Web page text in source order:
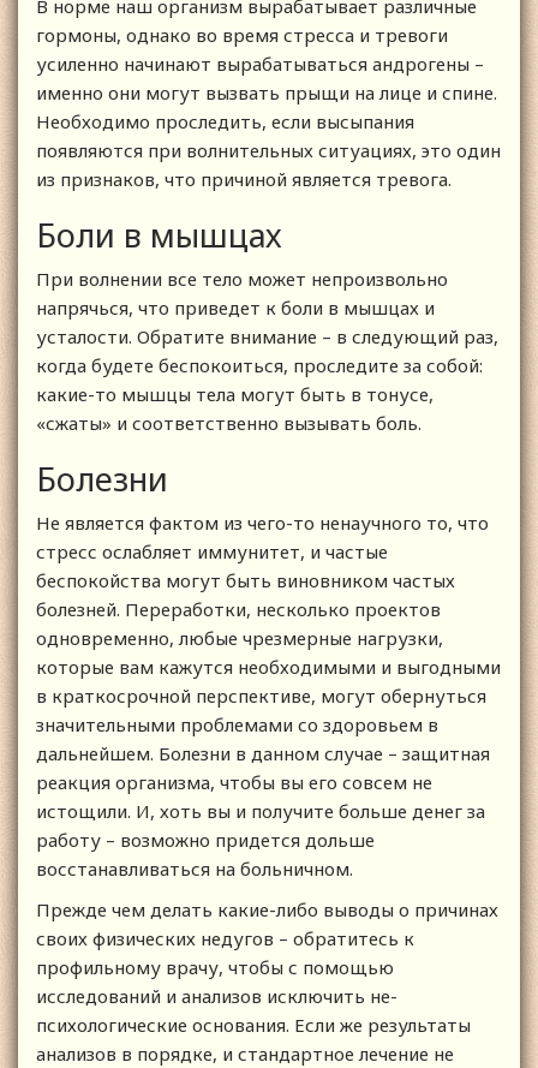
В норме наш организм вырабатывает различные
гормоны, однако во время стресса и тревоги
усиленно начинают вырабатываться андрогены –
именно они могут вызвать прыщи на лице и спине.
Необходимо проследить, если высыпания
появляются при волнительных ситуациях, это один
из признаков, что причиной является тревога.
Боли в мышцах
При волнении все тело может непроизвольно
напрячься, что приведет к боли в мышцах и
усталости. Обратите внимание – в следующий раз,
когда будете беспокоиться, проследите за собой:
какие-то мышцы тела могут быть в тонусе,
«сжаты» и соответственно вызывать боль.
Болезни
Не является фактом из чего-то ненаучного то, что
стресс ослабляет иммунитет, и частые
беспокойства могут быть виновником частых
болезней. Переработки, несколько проектов
одновременно, любые чрезмерные нагрузки,
которые вам кажутся необходимыми и выгодными
в краткосрочной перспективе, могут обернуться
значительными проблемами со здоровьем в
дальнейшем. Болезни в данном случае – защитная
реакция организма, чтобы вы его совсем не
истощили. И, хоть вы и получите больше денег за
работу – возможно придется дольше
восстанавливаться на больничном.
Прежде чем делать какие-либо выводы о причинах
своих физических недугов – обратитесь к
профильному врачу, чтобы с помощью
исследований и анализов исключить не-
психологические основания. Если же результаты
анализов в порядке, и стандартное лечение не